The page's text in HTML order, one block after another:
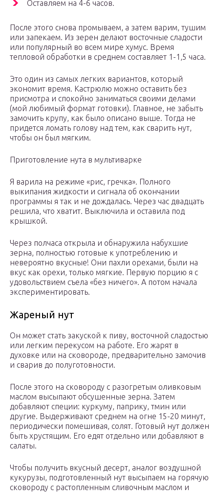
Оставляем на 4-6 часов.
После этого снова промываем, а затем варим, тушим
или запекаем. Из зерен делают восточные сладости
или популярный во всем мире хумус. Время
тепловой обработки в среднем составляет 1-1,5 часа.
Это один из самых легких вариантов, который
экономит время. Кастрюлю можно оставить без
присмотра и спокойно заниматься своими делами
(мой любимый формат готовки). Главное, не забыть
замочить крупу, как было описано выше. Тогда не
придется ломать голову над тем, как сварить нут,
чтобы он был мягким.
Приготовление нута в мультиварке
Я варила на режиме «рис, гречка». Полного
выкипания жидкости и сигнала об окончании
программы я так и не дождалась. Через час двадцать
решила, что хватит. Выключила и оставила под
крышкой.
Через полчаса открыла и обнаружила набухшие
зерна, полностью готовые к употреблению и
невероятно вкусные! Они пахли орехами, были на
вкус как орехи, только мягкие. Первую порцию я с
удовольствием съела «без ничего». А потом начала
экспериментировать.
Жареный нут
Он может стать закуской к пиву, восточной сладостью
или легким перекусом на работе. Его жарят в
духовке или на сковороде, предварительно замочив
и сварив до полуготовности.
После этого на сковороду с разогретым оливковым
маслом высыпают обсушенные зерна. Затем
добавляют специи: куркуму, паприку, тмин или
другие. Выдерживают среднем на огне 15-20 минут,
периодически помешивая, солят. Готовый нут должен
быть хрустящим. Его едят отдельно или добавляют в
салаты.
Чтобы получить вкусный десерт, аналог воздушной
кукурузы, подготовленный нут высыпаем на горячую
сковороду с растопленным сливочным маслом и